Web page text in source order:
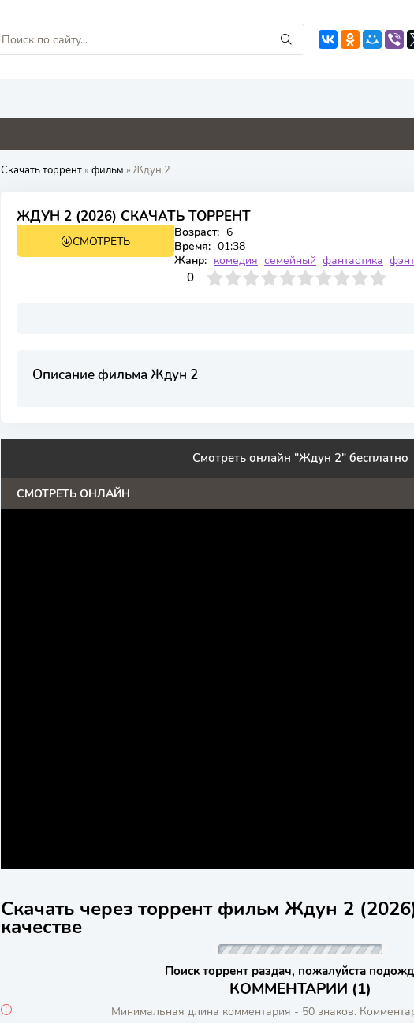
4.6 0 0 5.3
Скачать торрент» фильм » Ждун 2
ЖДУН 2 (2026) СКАЧАТЬ ТОРРЕНТ
СМОТРЕТЬ
Возраст: 6
Время: 01:38
Жанр: комедия семейный фантастика
0
4 6 7 8 9 10
Описание фильма Ждун 2
Смотреть онлайн "Ждун 2" бесплатно
СМОТРЕТЬ ОНЛАЙН
Скачать через торрент фильм Ждун 2
качестве
Поиск торрент раздач, пожалуйста
КОММЕНТАРИИ (1)
Минимальная длина комментария - 50 знаков.